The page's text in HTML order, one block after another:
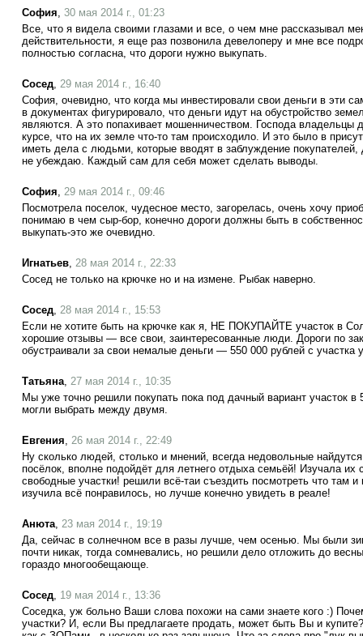
София, 30 мая 2014 г., 01:23
Все, что я видела своими глазами и все, о чем мне рассказывал
действительности, я еще раз позвонила девелоперу и мне все
полностью согласна, что дороги нужно выкупать.
Сосед, 29 мая 2014 г., 16:40
София, очевидно, что когда мы инвестировали свои деньги в эти
в документах фигурировало, что деньги идут на обустройство
являются. А это попахивает мошенничеством. Господа владельцы
курсе, что на их земле что-то там происходило. И это было в
иметь дела с людьми, которые вводят в заблуждение
не убеждаю. Каждый сам для себя может сделать выводы.
София, 29 мая 2014 г., 09:46
Посмотрела поселок, чудесное место, загорелась, очень хочу
понимаю в чем сыр-бор, конечно дороги должны быть в
выкупать-это же очевидно.
Игнатьев, 28 мая 2014 г., 22:33
Сосед не только на крючке но и на измене. Рыбак наверно.
Сосед, 28 мая 2014 г., 15:53
Если не хотите быть на крючке как я, НЕ ПОКУПАЙТЕ участок в
хорошие отзывы — все свои, заинтересованные люди. Дороги по
обустраивали за свои немалые деньги — 550 000 рублей с участка
Татьяна, 27 мая 2014 г., 10:35
Мы уже точно решили покупать пока под дачный вариант участок в
могли выбрать между двумя.
Евгения, 26 мая 2014 г., 22:49
Ну сколько людей, столько и мнений, всегда недовольные
посёлок, вполне подойдёт для летнего отдыха семьёй! Изучала их
свободные участки! решили всё-таи съездить посмотреть что там
изучила всё понравилось, но лучше конечно увидеть в реале!
Анюта, 23 мая 2014 г., 19:19
Да, сейчас в солнечном все в разы лучше, чем осенью. Мы были
почти никак, тогда сомневались, но решили дело отложить до
гораздо многообещающе.
Сосед, 19 мая 2014 г., 13:36
Соседка, уж больно Ваши слова похожи на сами знаете кого :)
участки? И, если Вы предлагаете продать, может быть Вы и